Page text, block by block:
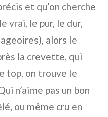
et qu’on cherche
vrai, le pur, le dur,
alors le
la crevette, qui
top, on trouve le
n’aime pas un bon
ou même cru en